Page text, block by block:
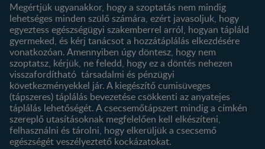
Megértjük ugyanakkor, hogy a szoptatás nem mindig
lehetséges minden szülő számára, ezért javasoljuk, hogy
egyeztess egészségügyi szakemberrel arról, hogyan tápláld
gyermeked, és kérj tanácsot a hozzátáplálás elkezdésére
vonatkozóan. Amennyiben úgy döntesz, hogy nem
szoptatsz, kérjük, ne feledd, hogy ez a döntés nehezen
visszafordítható társadalmi és pénzügyi
következményekkel jár. A kiegészítő cumisüveges
(tápszeres) táplálás bevezetése csökkenti az anyatejes
táplálás lehetőségét. A csecsemőtápszert mindig a címkén
szereplő utasításoknak megfelelően kell elkészíteni,
felhasználni és tárolni, hogy elkerüljük a csecsemő
egészségét veszélyeztető kockázatokat.